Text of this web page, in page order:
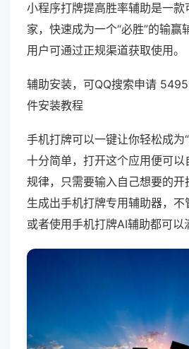
小程序打牌提高胜率辅助是一
家，快速成为一个“必胜”的输赢
用户可通过正规渠道获取使用。
辅助安装，可QQ搜索申请
件安装教程
手机打牌可以一键让你轻松成为
十分简单，打开这个应用便可
规律，只需要输入自己想要的开
生成出手机打牌专用辅助器，
或者使用手机打牌AI辅助都可以